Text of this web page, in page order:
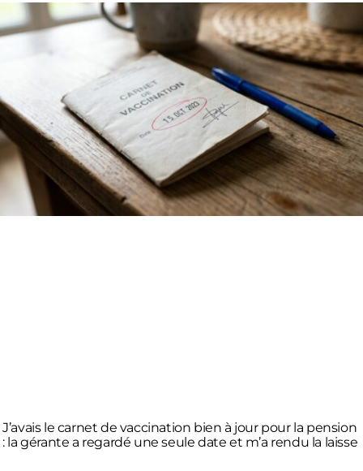
J’avais le carnet de vaccination bien à jour pour la pension
: la gérante a regardé une seule date et m’a rendu la laisse